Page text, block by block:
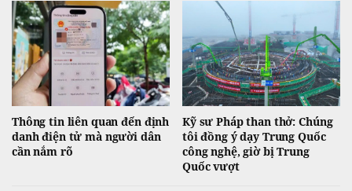
Thông tin liên quan đến định
danh điện tử mà người dân
cần nắm rõ
Kỹ sư Pháp than thở: Chúng
tôi đồng ý dạy Trung Quốc
công nghệ, giờ bị Trung
Quốc vượt